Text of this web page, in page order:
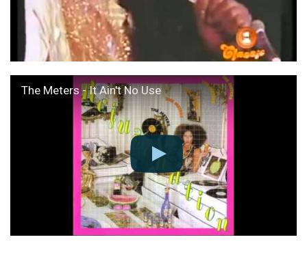
The Meters - It Ain't No Use